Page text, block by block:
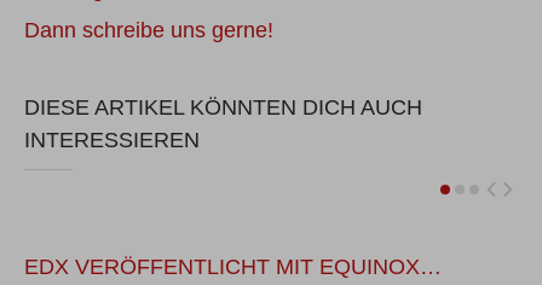
Dann schreibe uns gerne!
DIESE ARTIKEL KÖNNTEN DICH AUCH
INTERESSIEREN
EDX VERÖFFENTLICHT MIT EQUINOX…